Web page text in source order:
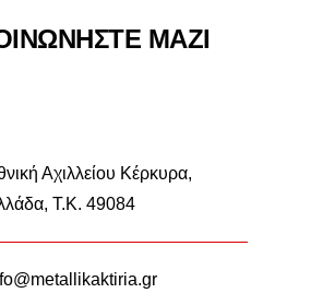
ΜΑΖΙ
Αχιλλείου Κέρκυρα,
Τ.Κ. 49084